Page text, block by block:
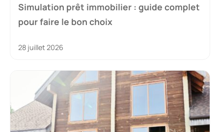
Simulation prêt immobilier : guide complet
pour faire le bon choix
28 juillet 2026